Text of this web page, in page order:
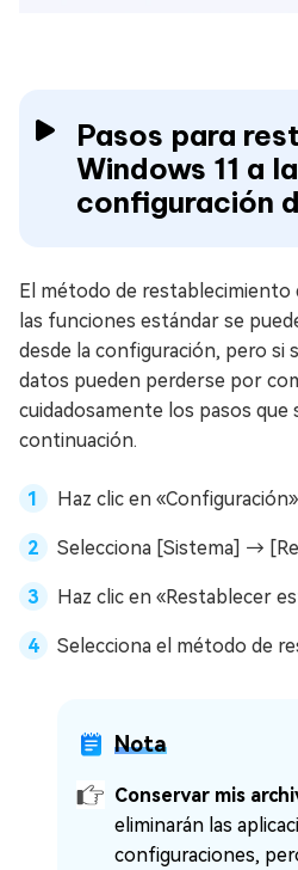
Pasos para
Windows 11 a la
configuración
El método de restablecimiento
las funciones estándar se
desde la configuración, pero si
datos pueden perderse por
cuidadosamente los pasos que
continuación.
Haz clic en
Selecciona [Sistema] →
Haz clic en «Restablecer
Selecciona el método de
Nota
Conservar mis
eliminarán las
configuraciones,